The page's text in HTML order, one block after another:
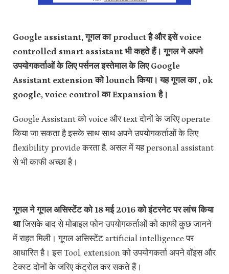
Google assistant, गूगल का product है और इसे voice
controlled smart assistant भी कहते हैं। गूगल ने अपने
उपयोगकर्ताओं के लिए पर्सनल इस्तेमाल के लिए Google
Assistant extension को lounch किया। यह गूगल का , ok
google, voice control का Expansion है।
Google Assistant को voice और text दोनों के जरिए operate
किया जा सकता है इसके साथ साथ अपने उपयोगकर्ताओं के लिए
flexibility provide करता है. असल में यह personal assistant
से भी काफी अच्छा है।
गूगल ने गूगल असिस्टेंट को 18 मई 2016 को इंटरनेट पर लांच किया
थाजिसके बाद से मोबाइल फोन उपयोगकर्ताओं को काफी कुछ जानने
में राहत मिली। गूगल असिस्टेंट artificial intelligence पर
आधारित है। इस Tool, extension को उपयोगकर्ता अपने वॉइस और
टेक्स्ट दोनों के जरिए कंट्रोल कर सकते हैं।